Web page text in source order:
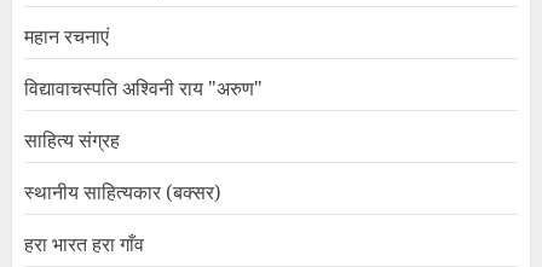
महान रचनाएं
विद्यावाचस्पति अश्विनी राय "अरुण"
साहित्य संग्रह
स्थानीय साहित्यकार (बक्सर)
हरा भारत हरा गाँव